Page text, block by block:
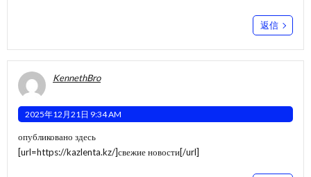
返信
KennethBro
2025年12月21日 9:34 AM
опубликовано здесь
[url=https://kazlenta.kz/]свежие новости[/url]